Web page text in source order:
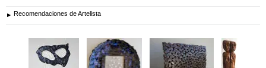
Recomendaciones de Artelista